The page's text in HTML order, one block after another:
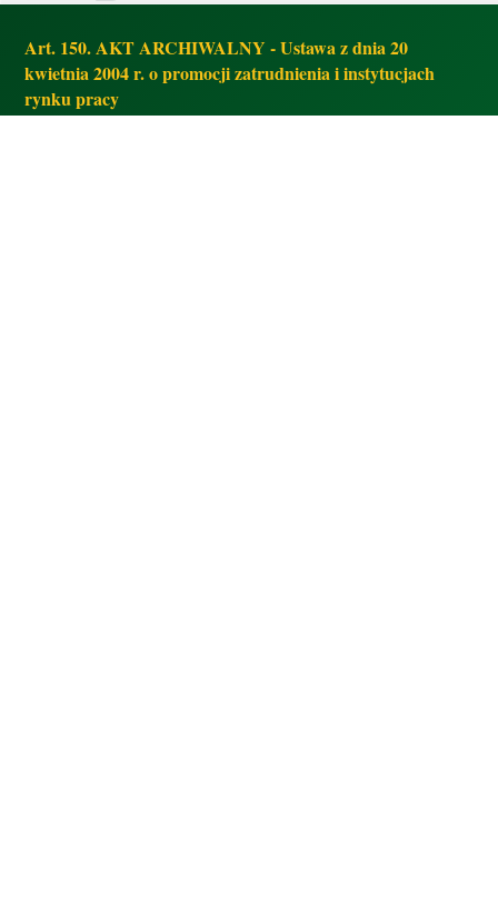
Art. 150. AKT ARCHIWALNY - Ustawa z dnia 20
kwietnia 2004 r. o promocji zatrudnienia i instytucjach
rynku pracy